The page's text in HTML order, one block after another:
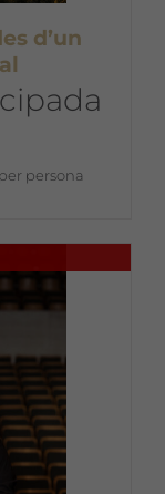
d’un
persona